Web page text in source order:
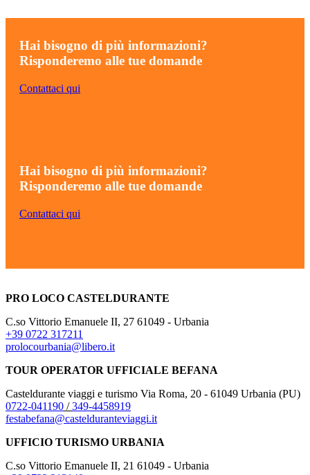
Hai bisogno di più informazioni?
Risponderemo alle tue domande
Contattaci qui
Hai bisogno di più informazioni?
Risponderemo alle tue domande
Contattaci qui
PRO LOCO CASTELDURANTE
C.so Vittorio Emanuele II, 27 61049 - Urbania
+39 0722 317211
prolocourbania@libero.it
TOUR OPERATOR UFFICIALE BEFANA
Casteldurante viaggi e turismo Via Roma, 20 - 61049 Urbania (PU)
0722-041190 /349-4458919
festabefana@castelduranteviaggi.it
UFFICIO TURISMO URBANIA
C.so Vittorio Emanuele II, 21 61049 - Urbania